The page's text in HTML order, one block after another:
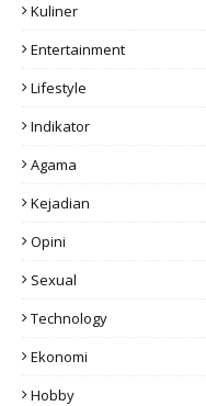
Kuliner
Entertainment
Lifestyle
Indikator
Agama
Kejadian
Opini
Sexual
Technology
Ekonomi
Hobby